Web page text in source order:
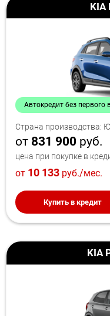
KIA
Автокредит без первого
Страна производства:
от 831 900 руб.
цена при покупке в
от 10 133 руб./мес.
Купить в кредит
KIA